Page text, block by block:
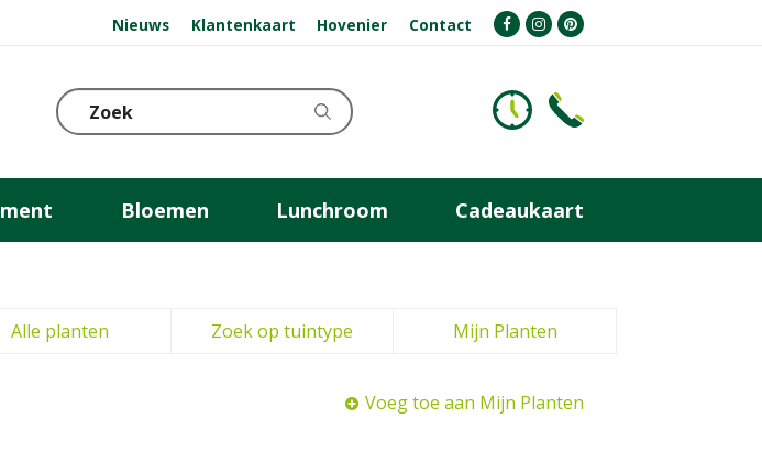
Nieuws Klantenkaart Hovenier Contact
Bloemen Lunchroom Cadeaukaart
Alle planten Zoek op tuintype Mijn Planten
Voeg toe aan Mijn Planten